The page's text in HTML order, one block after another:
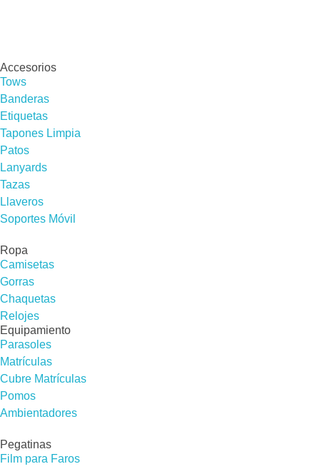
Accesorios
Tows
Banderas
Etiquetas
Tapones Limpia
Patos
Lanyards
Tazas
Llaveros
Soportes Móvil
Ropa
Camisetas
Gorras
Chaquetas
Relojes
Equipamiento
Parasoles
Matrículas
Cubre Matrículas
Pomos
Ambientadores
Pegatinas
Film para Faros